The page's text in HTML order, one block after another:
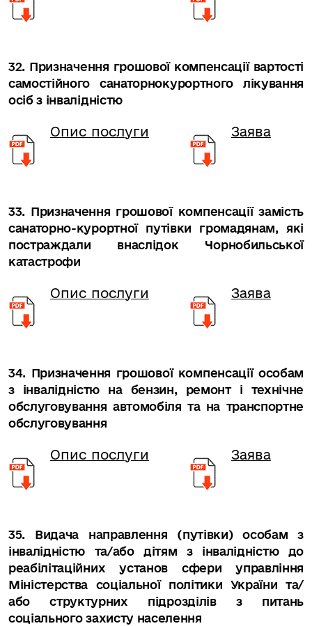
32. Призначення грошової компенсації вартості
самостійного санаторнокурортного лікування
осіб з інвалідністю
Опис послуги Заява
33. Призначення грошової компенсації замість
санаторно-курортної путівки громадянам, які
постраждали внаслідок Чорнобильської
катастрофи
Опис послуги Заява
34. Призначення грошової компенсації особам
з інвалідністю на бензин, ремонт і технічне
обслуговування автомобіля та на транспортне
обслуговування
Опис послуги Заява
35. Видача направлення (путівки) особам з
інвалідністю та/або дітям з інвалідністю до
реабілітаційних установ сфери управління
Міністерства соціальної політики України та/
або структурних підрозділів з питань
соціального захисту населення